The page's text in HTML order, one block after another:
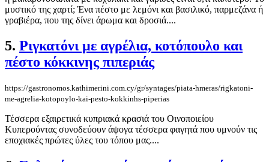
μυστικό της χαρτί; Ένα πέστο με λεμόνι και βασιλικό, παρμεζάνα ή
γραβιέρα, που της δίνει άρωμα και δροσιά....
5. Ριγκατόνι με αγρέλια, κοτόπουλο και
πέστο κόκκινης πιπεριάς
https://gastronomos.kathimerini.com.cy/gr/syntages/piata-hmeras/rigkatoni-
me-agrelia-kotopoylo-kai-pesto-kokkinhs-piperias
Τέσσερα εξαιρετικά κυπριακά κρασιά του Οινοποιείου
Κυπερούντας συνοδεύουν άψογα τέσσερα φαγητά που υμνούν τις
εποχιακές πρώτες ύλες του τόπου μας....